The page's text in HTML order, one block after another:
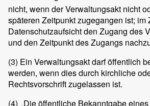
nicht, wenn der Verwaltungsakt nicht
späteren Zeitpunkt zugegangen ist; im
Datenschutzaufsicht den Zugang des
und den Zeitpunkt des Zugangs
(3) Ein Verwaltungsakt darf öffentlich
werden, wenn dies durch kirchliche
Rechtsvorschrift zugelassen ist.
(4) Die öffentliche Bekanntgabe